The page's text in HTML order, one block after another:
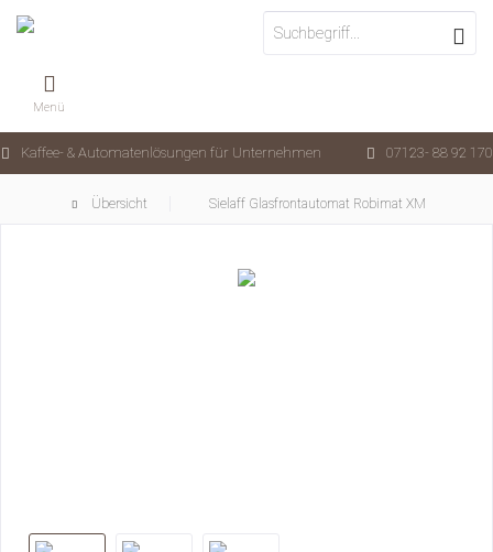
Kaffee- & Automatenlösungen für Unternehmen 07123- 88 92 170
Menü
Übersicht Sielaff Glasfrontautomat Robimat XM Serie